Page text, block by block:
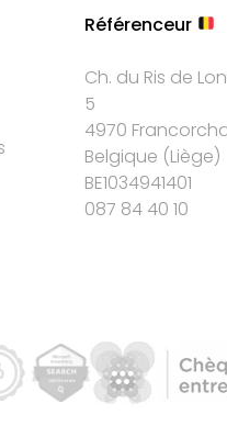
Référenceur
Ch. du Ris de
5
4970
Belgique (Liège)
BE1034941401
087 84 40 10